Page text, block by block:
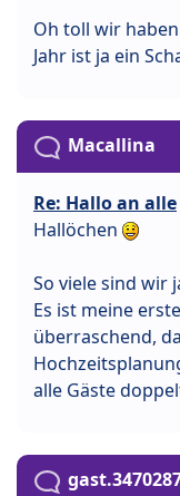
Oh toll wir
Jahr ist ja ein
Macallina
Re: Hallo an alle
Hallöchen
So viele sind wir
Es ist meine
überraschend,
alle Gäste